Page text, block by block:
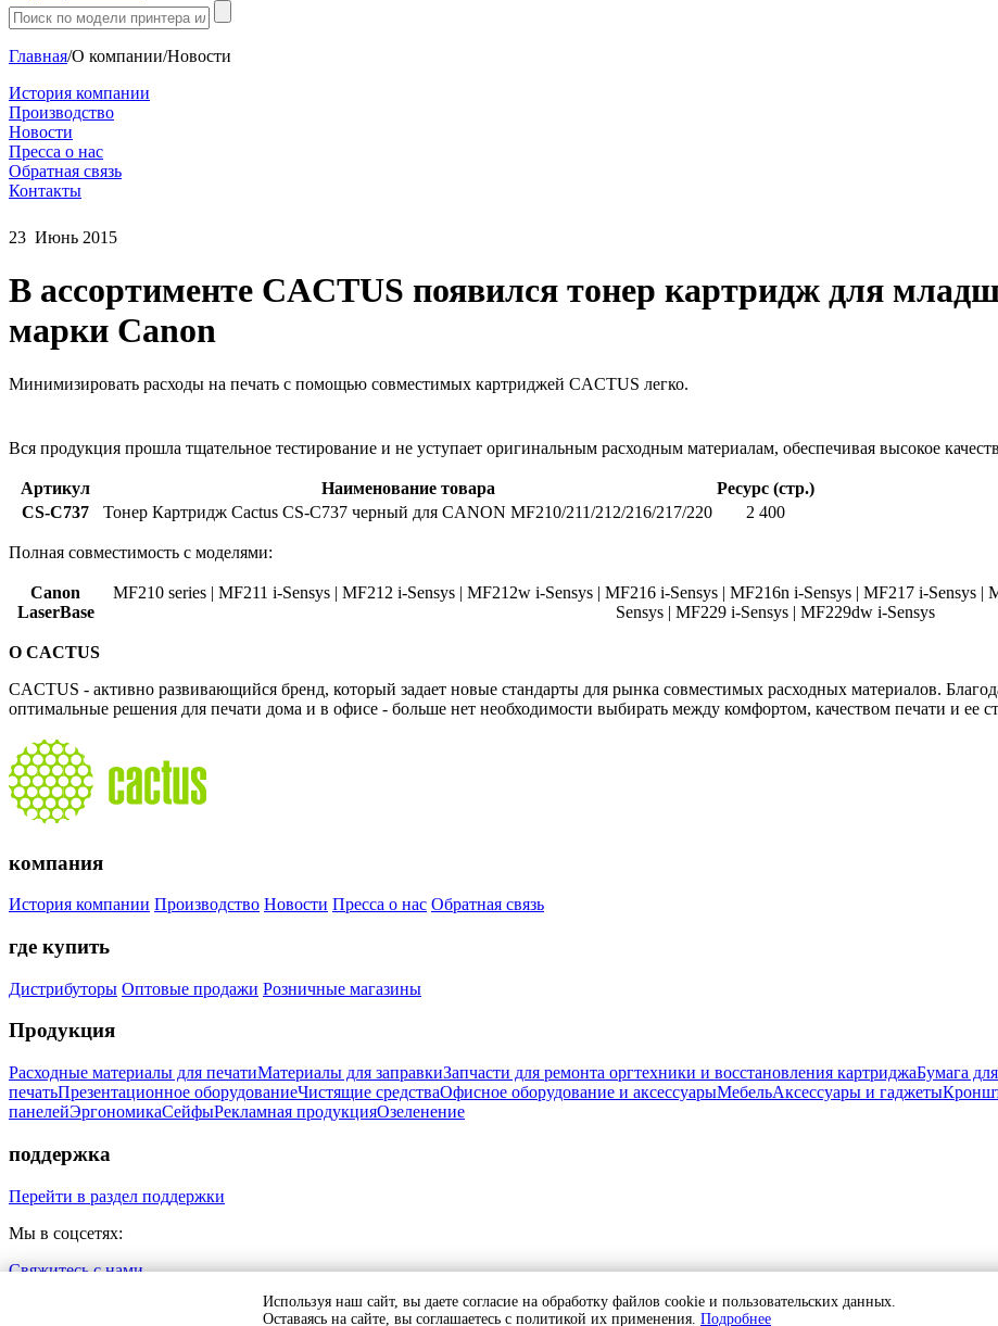
Главная/О компании/Новости
История компании
Производство
Новости
Пресса о нас
Обратная связь
Контакты
23 Июнь 2015
В ассортименте CACTUS появился тонер картридж для
марки Canon
Минимизировать расходы на печать с помощью совместимых картриджей CACTUS легко.
Вся продукция прошла тщательное тестирование и не уступает оригинальным расходным материалам, обеспечивая высокое
Артикул Наименование товара
Ресурс (стр.)
CS-C737
Тонер Картридж Cactus CS-C737 черный для CANON MF210/211/212/216/217/220 2 400
Полная совместимость с моделями:
Canon
LaserBase
MF210 series | MF211 i-Sensys | MF212 i-Sensys | MF212w i-Sensys | MF216 i-Sensys | MF216n i-Sensys | MF217 i-Sensys
Sensys | MF229 i-Sensys | MF229dw i-Sensys
О CACTUS
CACTUS - активно развивающийся бренд, который задает новые стандарты для рынка совместимых расходных материалов.
оптимальные решения для печати дома и в офисе - больше нет необходимости выбирать между комфортом, качеством печати и ее
компания
История компании Производство Новости Пресса о нас Обратная связь
где купить
Дистрибуторы Оптовые продажи Розничные магазины
Продукция
Расходные материалы для печатиМатериалы для заправкиЗапчасти для ремонта оргтехники и восстановления картриджаБумага
печатьПрезентационное оборудованиеЧистящие средстваОфисное оборудование и аксессуарыМебельАксессуары и гаджеты
панелейЭргономикаСейфыРекламная продукцияОзеленение
поддержка
Перейти в раздел поддержки
Мы в соцсетях:
Свяжитесь с нами
Используя наш сайт, вы даете согласие на обработку файлов cookie и пользовательских данных.
Оставаясь на сайте, вы соглашаетесь с политикой их применения. Подробнее